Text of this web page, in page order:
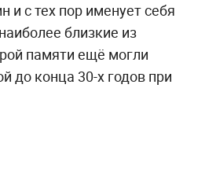
и с тех пор именует себя
близкие из
памяти ещё могли
до конца 30-х годов при